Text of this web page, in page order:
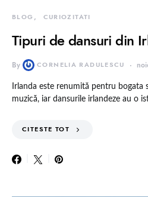
BLOG CURIOZITATI
Tipuri de dansuri din
By CORNELIA RADULESCU
Irlanda este renumită pentru bogata
muzică, iar dansurile irlandeze au o
CITESTE TOT